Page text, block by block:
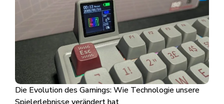
Die Evolution des Gamings: Wie Technologie unsere